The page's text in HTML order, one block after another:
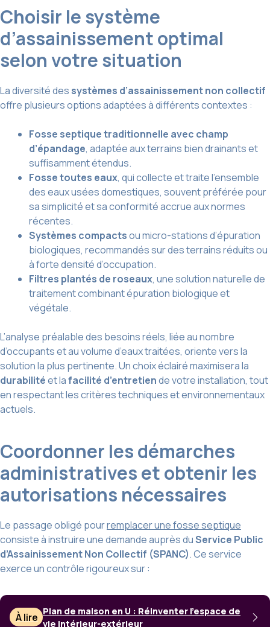
Choisir le système
d’assainissement optimal
selon votre situation
La diversité des systèmes d’assainissement non collectif
offre plusieurs options adaptées à différents contextes :
Fosse septique traditionnelle avec champ
d’épandage, adaptée aux terrains bien drainants et
suffisamment étendus.
Fosse toutes eaux, qui collecte et traite l’ensemble
des eaux usées domestiques, souvent préférée pour
sa simplicité et sa conformité accrue aux normes
récentes.
Systèmes compactsou micro-stations d’épuration
biologiques, recommandés sur des terrains réduits ou
à forte densité d’occupation.
Filtres plantés de roseaux, une solution naturelle de
traitement combinant épuration biologique et
végétale.
L’analyse préalable des besoins réels, liée au nombre
d’occupants et au volume d’eaux traitées, oriente vers la
solution la plus pertinente. Un choix éclairé maximisera la
durabilitéet lafacilité d’entretiende votre installation, tout
en respectant les critères techniques et environnementaux
actuels.
Coordonner les démarches
administratives et obtenir les
autorisations nécessaires
Le passage obligé pourremplacer une fosse septique
consiste à instruire une demande auprès duService Public
d’Assainissement Non Collectif (SPANC). Ce service
exerce un contrôle rigoureux sur :
À lire Plan de maison en U : Réinventer l’espace de
vie intérieur-extérieur